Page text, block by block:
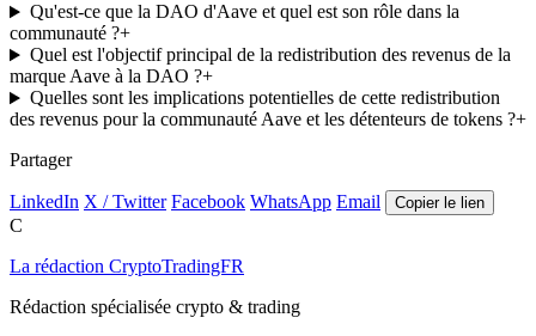
Qu'est-ce que la DAO d'Aave et quel est son rôle dans la
communauté ?+
Quel est l'objectif principal de la redistribution des revenus de la
marque Aave à la DAO ?+
Quelles sont les implications potentielles de cette redistribution
des revenus pour la communauté Aave et les détenteurs de tokens ?+
Partager
LinkedIn X / Twitter Facebook WhatsApp Email Copier le lien
C
La rédaction CryptoTradingFR
Rédaction spécialisée crypto & trading